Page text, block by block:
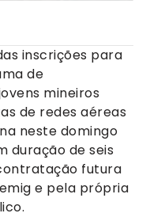
inscrições para
de
mineiros
de redes aéreas
neste domingo
duração de seis
futura
e pela própria